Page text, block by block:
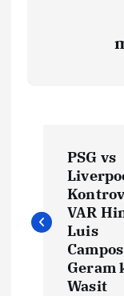
v
PSG vs
VAR
Luis
Campos
Geram
Wasit